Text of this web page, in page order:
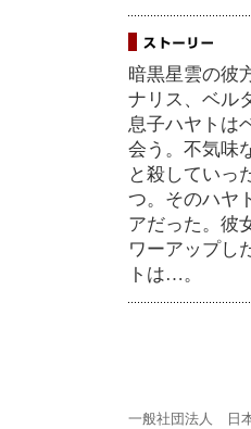
暗黒星雲の彼
ナリス、ベル
息子ハヤトは
会う。不気味
と殺していっ
つ。そのハヤ
アだった。彼
ワーアップし
トは…。
一般社団法人 日